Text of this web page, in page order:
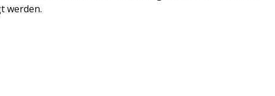
werden.